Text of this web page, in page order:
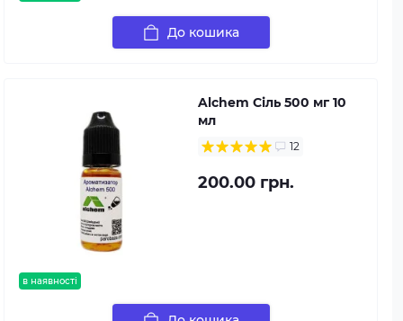
До кошика
в наявності
Alchem Сіль 500 мг 10
мл
12
200.00 грн.